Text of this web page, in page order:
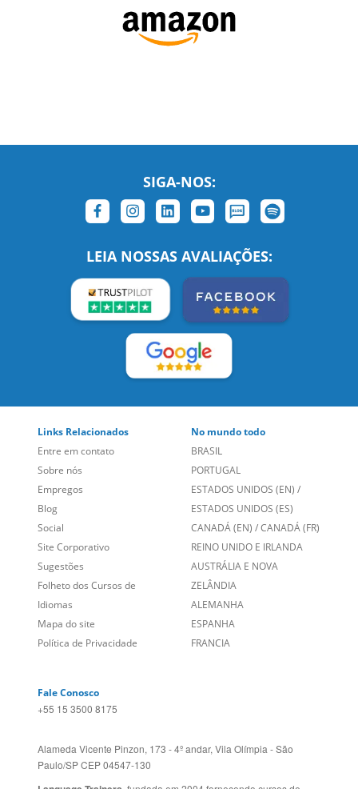
SIGA-NOS:
LEIA NOSSAS AVALIAÇÕES:
Links Relacionados
Entre em contato
Sobre nós
Empregos
Blog
Social
Site Corporativo
Sugestões
Folheto dos Cursos de
Idiomas
No mundo todo
BRASIL
PORTUGAL
ESTADOS UNIDOS (EN)/
ESTADOS UNIDOS (ES)
CANADÁ (EN) /CANADÁ (FR)
REINO UNIDO E IRLANDA
AUSTRÁLIA E NOVA
ZELÂNDIA
ALEMANHA
+55 15 3500 8175